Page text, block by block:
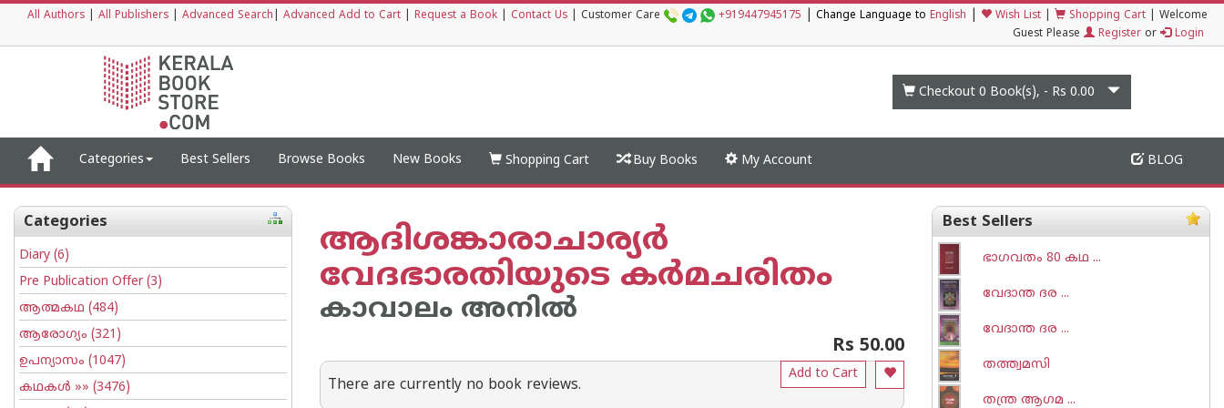
All Authors All Publishers Advanced Search Advanced Add to Cart Request a Book Contact Us Customer Care +919447945175 Change Language to English Wish List Shopping Cart
Welcome
Guest Please
Register or Login
Checkout 0 Book(s), - Rs 0.00
Categories Best Sellers Browse Books New Books Shopping Cart Buy Books My Account BLOG
Categories
Diary (6)
Pre Publication Offer(3)
ആത്മകഥ (484)
ആരോഗ്യം (321)
ഉപന്യാസം (1047)
കഥകള്‍ »» (3476)
ആദിശങ്കാരാചാര്യര്‍
വേദഭാരതിയുടെ കര്‍മചരിതം
കാവാലം അനില്‍
Rs 50.00
Add to Cart
There are currently no book reviews.
Best Sellers
ഭാഗവതം 80 കഥ ...
വേദാന്ത ദര ...
വേദാന്ത ദര ...
തത്ത്വമസി
തന്ത്ര ആഗമ ...